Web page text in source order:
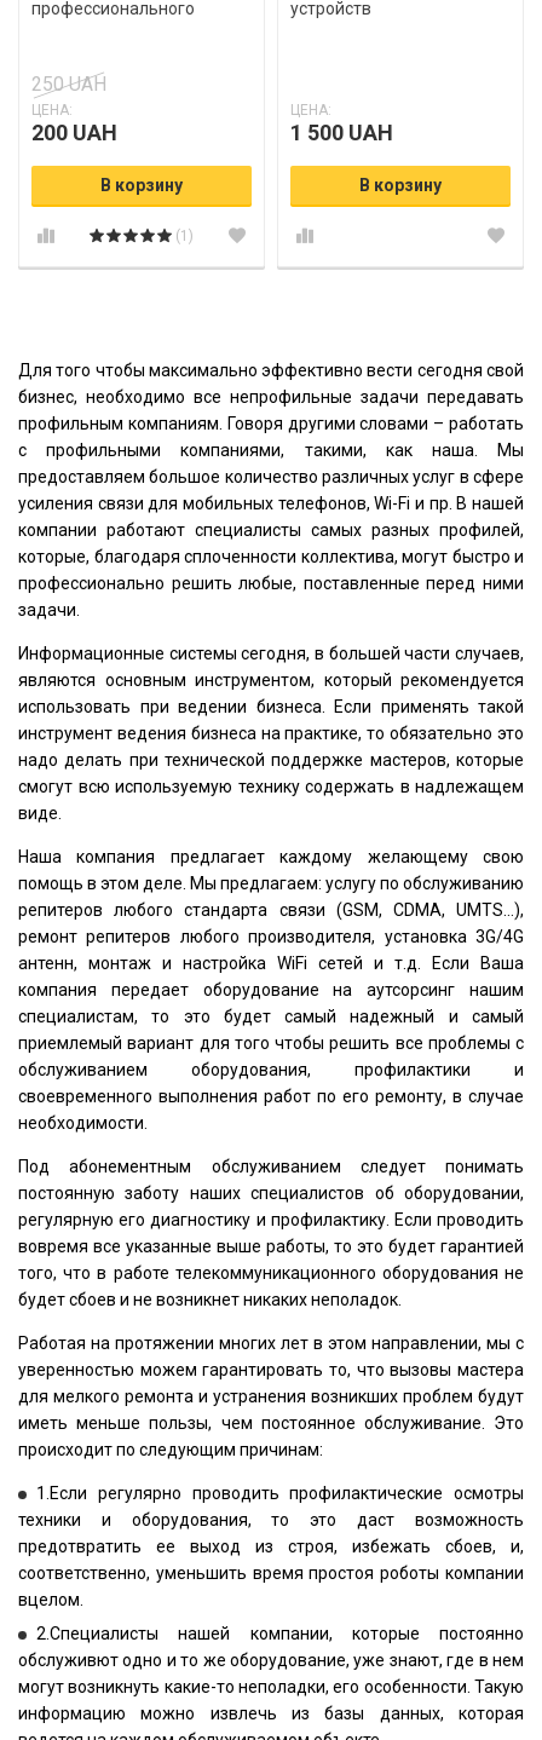
профессионального
250 UAH
ЦЕНА:
200 UAH
В корзину
(1)
устройств
ЦЕНА:
1 500 UAH
В корзину
Для того чтобы максимально эффективно вести сегодня свой
бизнес, необходимо все непрофильные задачи передавать
профильным компаниям. Говоря другими словами – работать
с профильными компаниями, такими, как наша. Мы
предоставляем большое количество различных услуг в сфере
усиления связи для мобильных телефонов, Wi-Fi и пр. В нашей
компании работают специалисты самых разных профилей,
которые, благодаря сплоченности коллектива, могут быстро и
профессионально решить любые, поставленные перед ними
задачи.
Информационные системы сегодня, в большей части случаев,
являются основным инструментом, который рекомендуется
использовать при ведении бизнеса. Если применять такой
инструмент ведения бизнеса на практике, то обязательно это
надо делать при технической поддержке мастеров, которые
смогут всю используемую технику содержать в надлежащем
виде.
Наша компания предлагает каждому желающему свою
помощь в этом деле. Мы предлагаем: услугу по обслуживанию
репитеров любого стандарта связи (GSM, CDMA, UMTS…),
ремонт репитеров любого производителя, установка 3G/4G
антенн, монтаж и настройка WiFi сетей и т.д. Если Ваша
компания передает оборудование на аутсорсинг нашим
специалистам, то это будет самый надежный и самый
приемлемый вариант для того чтобы решить все проблемы с
обслуживанием оборудования, профилактики и
своевременного выполнения работ по его ремонту, в случае
необходимости.
Под абонементным обслуживанием следует понимать
постоянную заботу наших специалистов об оборудовании,
регулярную его диагностику и профилактику. Если проводить
вовремя все указанные выше работы, то это будет гарантией
того, что в работе телекоммуникационного оборудования не
будет сбоев и не возникнет никаких неполадок.
Работая на протяжении многих лет в этом направлении, мы с
уверенностью можем гарантировать то, что вызовы мастера
для мелкого ремонта и устранения возникших проблем будут
иметь меньше пользы, чем постоянное обслуживание. Это
происходит по следующим причинам:
1.Если регулярно проводить профилактические осмотры
техники и оборудования, то это даст возможность
предотвратить ее выход из строя, избежать сбоев, и,
соответственно, уменьшить время простоя роботы компании
вцелом.
2.Специалисты нашей компании, которые постоянно
обслуживют одно и то же оборудование, уже знают, где в нем
могут возникнуть какие-то неполадки, его особенности. Такую
информацию можно извлечь из базы данных, которая